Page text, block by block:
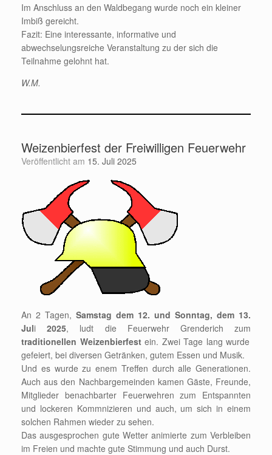
Im Anschluss an den Waldbegang wurde noch ein kleiner
Imbiß gereicht.
Fazit: Eine interessante, informative und
abwechselungsreiche Veranstaltung zu der sich die
Teilnahme gelohnt hat.
W.M.
Weizenbierfest der Freiwilligen Feuerwehr
Veröffentlicht am 15. Juli 2025
An 2 Tagen, Samstag dem 12. und Sonntag, dem 13.
Juli 2025, ludt die Feuerwehr Grenderich zum
traditionellen Weizenbierfestein. Zwei Tage lang wurde
gefeiert, bei diversen Getränken, gutem Essen und Musik.
Und es wurde zu enem Treffen durch alle Generationen.
Auch aus den Nachbargemeinden kamen Gäste, Freunde,
Mitglieder benachbarter Feuerwehren zum Entspannten
und lockeren Kommnizieren und auch, um sich in einem
solchen Rahmen wieder zu sehen.
Das ausgesprochen gute Wetter animierte zum Verbleiben
im Freien und machte gute Stimmung und auch Durst.